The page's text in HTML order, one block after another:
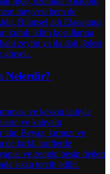
Nelerdir?